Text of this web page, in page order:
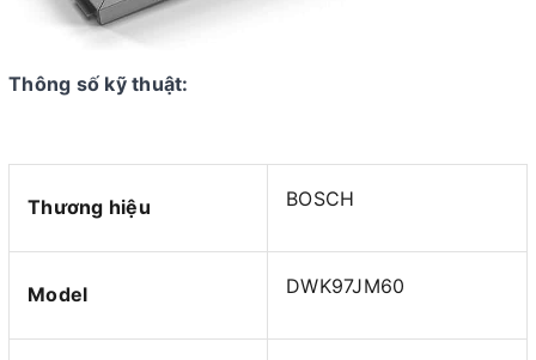
Thông số kỹ thuật:
Thương hiệu BOSCH
Model DWK97JM60